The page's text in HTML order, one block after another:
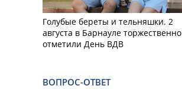
Голубые береты и тельняшки. 2
августа в Барнауле торжественно
отметили День ВДВ
ВОПРОС-ОТВЕТ